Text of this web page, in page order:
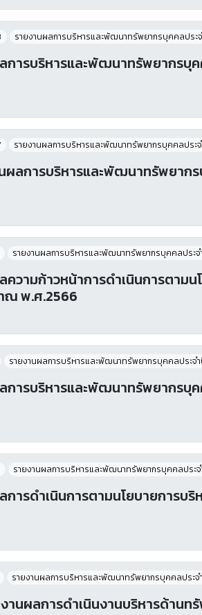
รายงานผลการบริหารและพัฒนาทรัพยากรบุคคลประ
การบริหารและพัฒนาทรัพยากรบุ
รายงานผลการบริหารและพัฒนาทรัพยากรบุคคลประ
ผลการบริหารและพัฒนาทรัพยาก
รายงานผลการบริหารและพัฒนาทรัพยากรบุคคลประจํ
ความก้าวหน้าการดำเนินการตาม
ณ พ.ศ.2566
รายงานผลการบริหารและพัฒนาทรัพยากรบุคคลประจํ
การบริหารและพัฒนาทรัพยากรบุ
รายงานผลการบริหารและพัฒนาทรัพยากรบุคคลประจํ
การดำเนินการตามนโยบายการบ
รายงานผลการบริหารและพัฒนาทรัพยากรบุคคลประจํ
านผลการดำเนินงานบริหารด้านท